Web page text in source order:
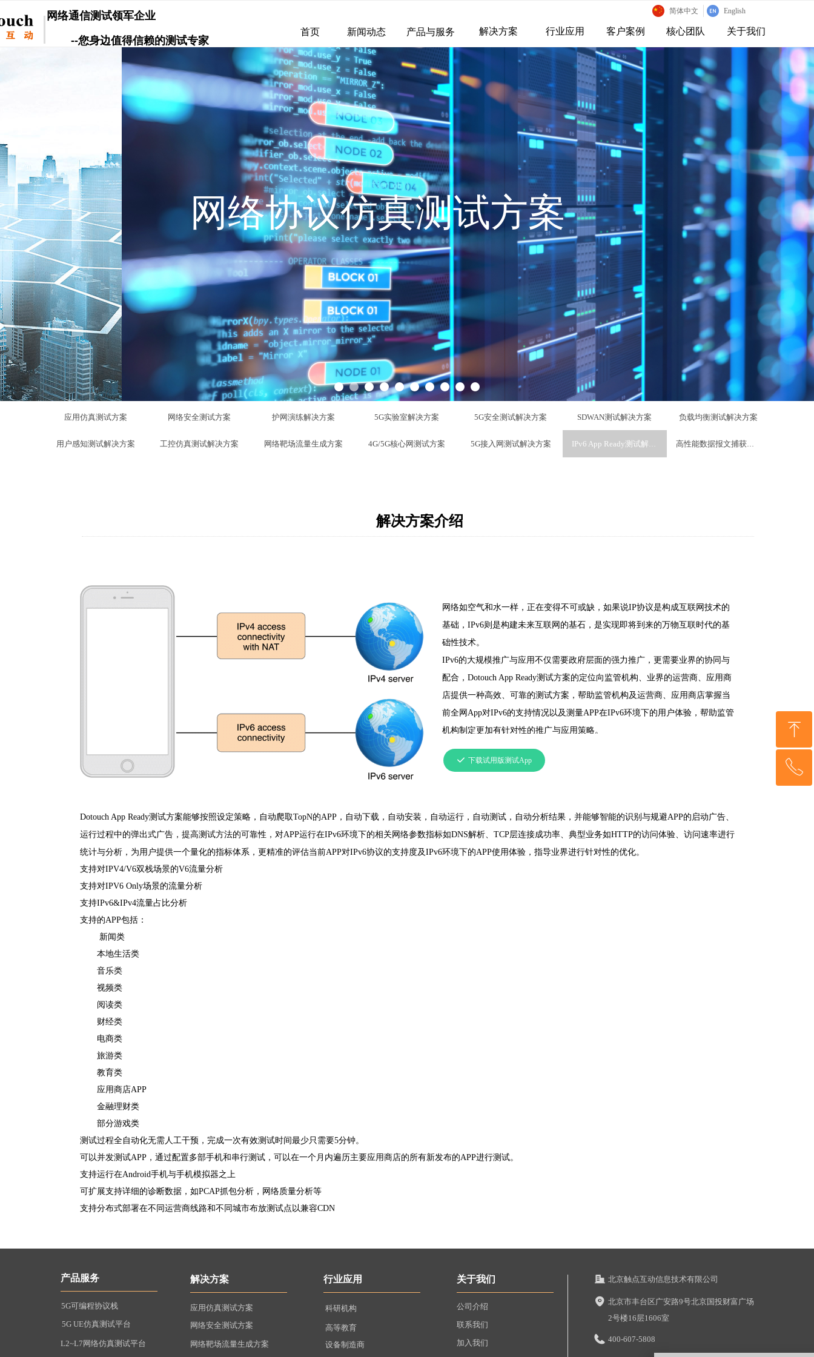
简体中文 English
首页 新闻动态 解决方案 行业应用 客户案例 核心团队 关于我们
网络通信测试领军企业
--您身边值得信赖的测试专家
产品与服务
网络协议仿真测试方案
网络如空气和水一样，正在变得不可或缺，如果说IP协议是构成互联网技术的
基础，IPv6则是构建未来互联网的基石，是实现即将到来的万物互联时代的基
础性技术。
IPv6的大规模推广与应用不仅需要政府层面的强力推广，更需要业界的协同与
配合，Dotouch App Ready测试方案的定位向监管机构、业界的运营商、应用商
店提供一种高效、可靠的测试方案，帮助监管机构及运营商、应用商店掌握当
前全网App对IPv6的支持情况以及测量APP在IPv6环境下的用户体验，帮助监管
机构制定更加有针对性的推广与应用策略。
Dotouch App Ready测试方案能够按照设定策略，自动爬取TopN的APP，自动下载，自动安装，自动运行，自动测试，自动分析结果，并能够智能的识别与规避APP的启动广告、
运行过程中的弹出式广告，提高测试方法的可靠性，对APP运行在IPv6环境下的相关网络参数指标如DNS解析、TCP层连接成功率、典型业务如HTTP的访问体验、访问速率进行
统计与分析，为用户提供一个量化的指标体系，更精准的评估当前APP对IPv6协议的支持度及IPv6环境下的APP使用体验，指导业界进行针对性的优化。
支持对IPV4/V6双栈场景的V6流量分析
支持对IPV6 Only场景的流量分析
支持IPv6&IPv4流量占比分析
支持的APP包括：
新闻类
本地生活类
音乐类
视频类
阅读类
财经类
电商类
旅游类
教育类
应用商店APP
金融理财类
部分游戏类
测试过程全自动化无需人工干预，完成一次有效测试时间最少只需要5分钟。
可以并发测试APP，通过配置多部手机和串行测试，可以在一个月内遍历主要应用商店的所有新发布的APP进行测试。
支持运行在Android手机与手机模拟器之上
可扩展支持详细的诊断数据，如PCAP抓包分析，网络质量分析等
支持分布式部署在不同运营商线路和不同城市布放测试点以兼容CDN
解决方案介绍
끳 下载试用版测试App
应用仿真测试方案 网络安全测试方案 护网演练解决方案 5G实验室解决方案 5G安全测试解决方案 SDWAN测试解决方案 负载均衡测试解决方案
用户感知测试解决方案 工控仿真测试解决方案 网络靶场流量生成方案 4G/5G核心网测试方案 5G接入网测试解决方案 IPv6 App Ready测试解决方案 高性能数据报文捕获和回放测试方案
北京触点互动信息技术有限公司
北京市丰台区广安路9号北京国投财富广场
2号楼16层1606室
400-607-5808
应用仿真测试方案
网络安全测试方案
网络靶场流量生成方案
解决方案
设备制造商
科研机构
高等教育
行业应用
公司介绍
联系我们
加入我们
关于我们
L2~L7网络仿真测试平台
产品服务
5G UE仿真测试平台
5G可编程协议栈
ꁸ
回到顶部
ꂅ